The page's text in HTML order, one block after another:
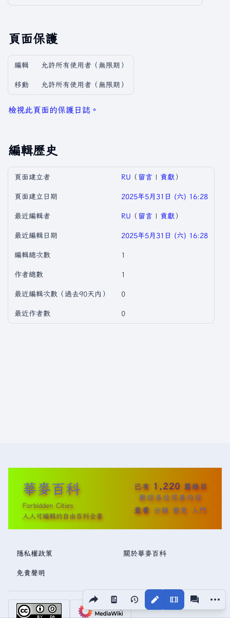
分享此頁面
視圖 更多
頁面保護
編輯 允許所有使用者​（無限期）
移動 允許所有使用者​（無限期）
檢視此頁面的保護日誌。
編輯歷史
頁面建立者 RU （ 留言 | 貢獻 ）
頁面建立日期 2025年5月31日 (六) 16:28
最近編輯者 RU （ 留言 | 貢獻 ）
最近編輯日期 2025年5月31日 (六) 16:28
編輯總次數 1
作者總數 1
最近編輯次數（過去90天內） 0
最近作者數 0
華麥百科
Forbidden Cities
人人可編輯的自由百科全書
已有 1,220 篇條目
歡迎各位完善內容
查看 分類 變更 入門
隱私權政策 關於華麥百科
免責聲明